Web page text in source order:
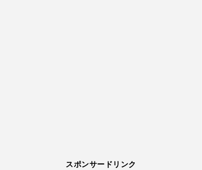
スポンサードリンク